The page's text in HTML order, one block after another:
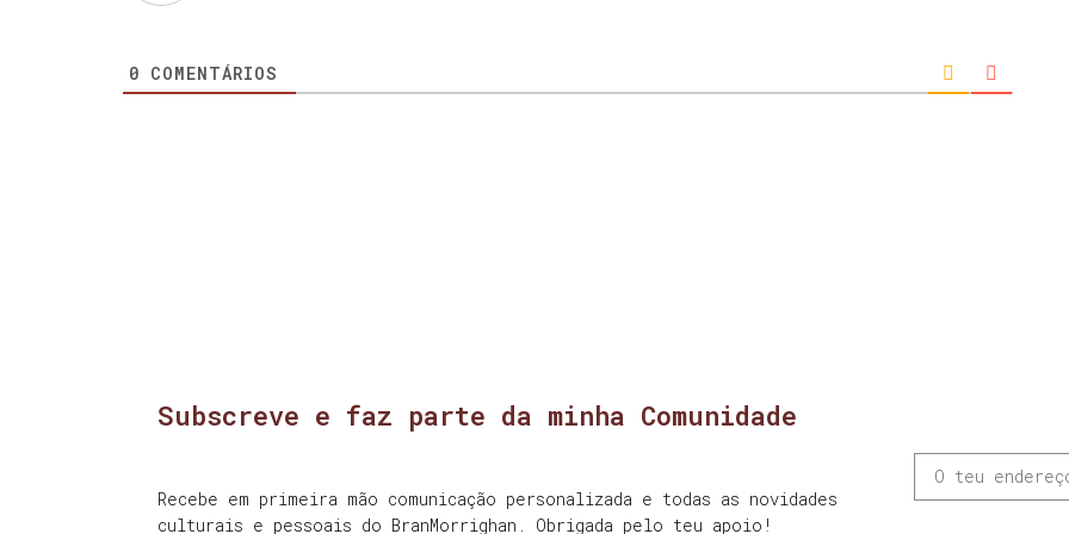
0 COMENTÁRIOS
Subscreve e faz parte da minha Comunidade
Recebe em primeira mão comunicação personalizada e todas as novidades
culturais e pessoais do BranMorrighan. Obrigada pelo teu apoio!